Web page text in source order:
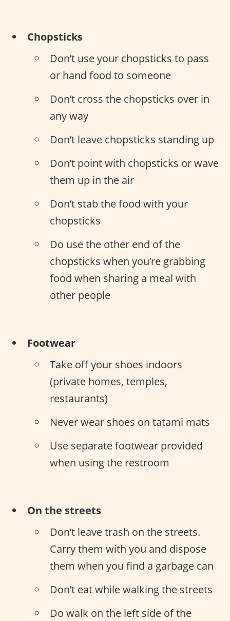
Chopsticks
Don’t use your chopsticks to pass
or hand food to someone
Don’t cross the chopsticks over in
any way
Don’t leave chopsticks standing up
Don’t point with chopsticks or wave
them up in the air
Don’t stab the food with your
chopsticks
Do use the other end of the
chopsticks when you’re grabbing
food when sharing a meal with
other people
Footwear
Take off your shoes indoors
(private homes, temples,
restaurants)
Never wear shoes on tatami mats
Use separate footwear provided
when using the restroom
On the streets
Don’t leave trash on the streets.
Carry them with you and dispose
them when you find a garbage can
Don’t eat while walking the streets
Do walk on the left side of the